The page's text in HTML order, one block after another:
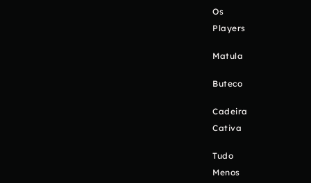
Os
Players
Matula
Buteco
Cadeira
Cativa
Tudo
Menos